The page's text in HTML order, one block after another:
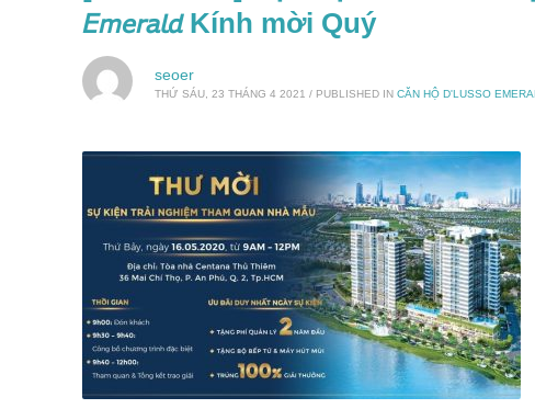
𝘌𝘮𝘦𝘳𝘢𝘭𝘥 Kính mời Quý
seoer
THỨ SÁU, 23 THÁNG 4 2021 / PUBLISHED IN CĂN HỘ D'LUSSO